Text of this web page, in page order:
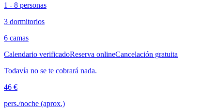
1 - 8 personas
3 dormitorios
6 camas
Calendario verificadoReserva onlineCancelación gratuita
Todavía no se te cobrará nada.
46 €
pers./noche (aprox.)